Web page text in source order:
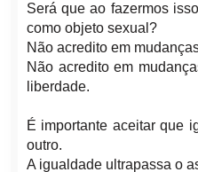
Será que ao fazermos
como objeto sexual?
Não acredito em
Não acredito em
liberdade.
É importante aceitar que
outro.
A igualdade ultrapassa o